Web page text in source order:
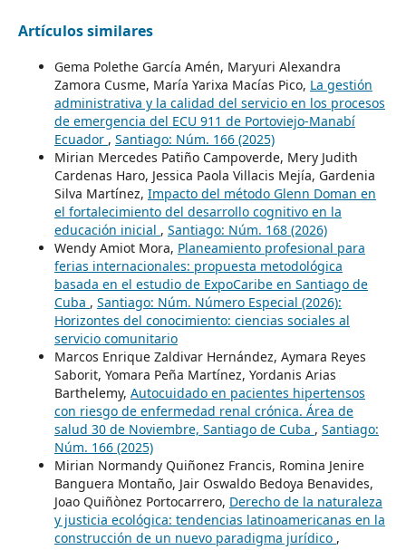
Artículos similares
Gema Polethe García Amén, Maryuri Alexandra
Zamora Cusme, María Yarixa Macías Pico, La gestión
administrativa y la calidad del servicio en los procesos
de emergencia del ECU 911 de Portoviejo-Manabí
Ecuador , Santiago: Núm. 166 (2025)
Mirian Mercedes Patiño Campoverde, Mery Judith
Cardenas Haro, Jessica Paola Villacis Mejía, Gardenia
Silva Martínez, Impacto del método Glenn Doman en
el fortalecimiento del desarrollo cognitivo en la
educación inicial , Santiago: Núm. 168 (2026)
Wendy Amiot Mora, Planeamiento profesional para
ferias internacionales: propuesta metodológica
basada en el estudio de ExpoCaribe en Santiago de
Cuba , Santiago: Núm. Número Especial (2026):
Horizontes del conocimiento: ciencias sociales al
servicio comunitario
Marcos Enrique Zaldivar Hernández, Aymara Reyes
Saborit, Yomara Peña Martínez, Yordanis Arias
Barthelemy, Autocuidado en pacientes hipertensos
con riesgo de enfermedad renal crónica. Área de
salud 30 de Noviembre, Santiago de Cuba , Santiago:
Núm. 166 (2025)
Mirian Normandy Quiñonez Francis, Romina Jenire
Banguera Montaño, Jair Oswaldo Bedoya Benavides,
Joao Quiñònez Portocarrero, Derecho de la naturaleza
y justicia ecológica: tendencias latinoamericanas en la
construcción de un nuevo paradigma jurídico ,